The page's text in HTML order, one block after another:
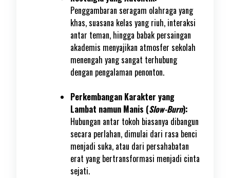
Penggambaran seragam olahraga yang
khas, suasana kelas yang riuh, interaksi
antar teman, hingga babak persaingan
akademis menyajikan atmosfer sekolah
menengah yang sangat terhubung
dengan pengalaman penonton.
Perkembangan Karakter yang
Lambat namun Manis (Slow-Burn):
Hubungan antar tokoh biasanya dibangun
secara perlahan, dimulai dari rasa benci
menjadi suka, atau dari persahabatan
erat yang bertransformasi menjadi cinta
sejati.